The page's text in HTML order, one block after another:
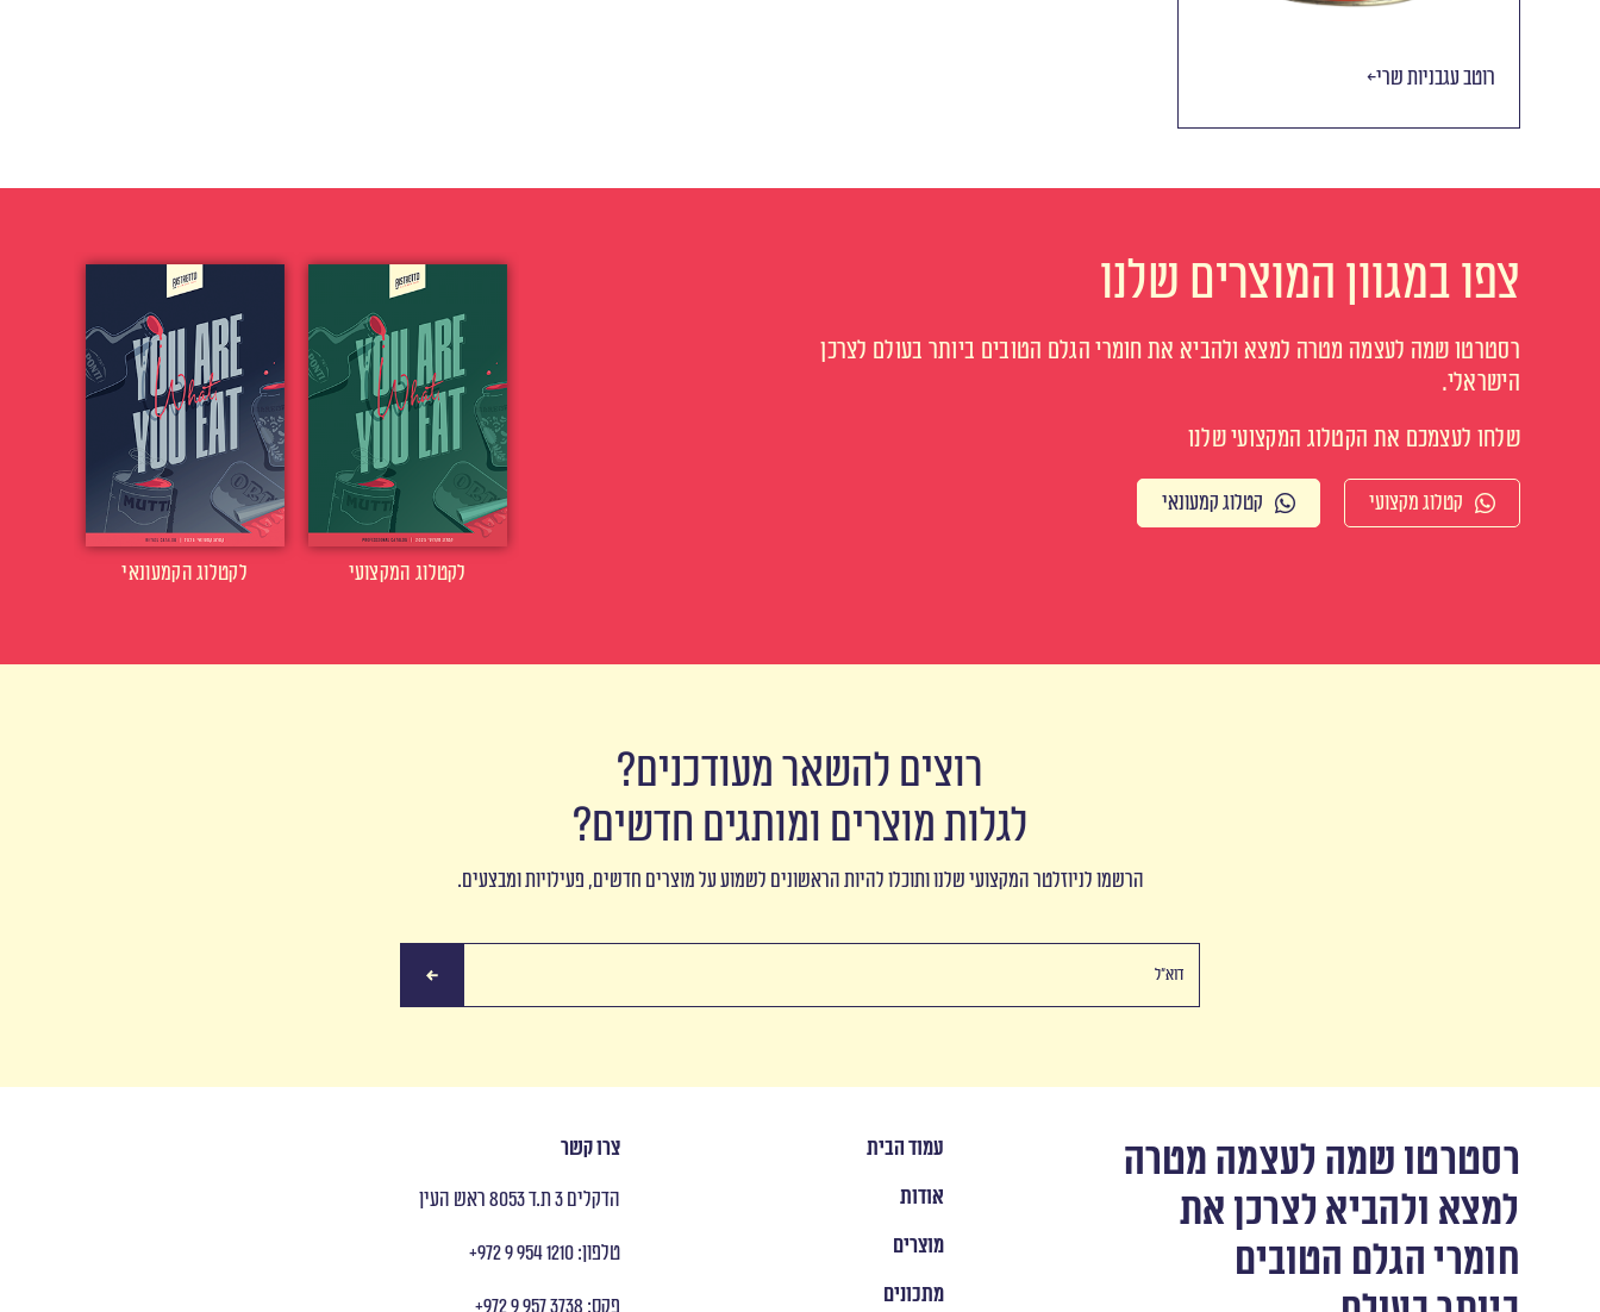
רוטב עגבניות שרי
צפו במגוון המוצרים שלנו
רסטרטו שמה לעצמה מטרה למצא ולהביא את חומרי הגלם הטובים ביותר בעולם לצרכן
הישראלי.
שלחו לעצמכם את הקטלוג המקצועי שלנו
קטלוג מקצועי קטלוג קמעונאי
לקטלוג הקמעונאי לקטלוג המקצועי
רוצים להשאר מעודכנים?
לגלות מוצרים ומותגים חדשים?
הרשמו לניוזלטר המקצועי שלנו ותוכלו להיות הראשונים לשמוע על מוצרים חדשים, פעילויות ומבצעים.
רסטרטו שמה לעצמה מטרה
למצא ולהביא לצרכן את
חומרי הגלם הטובים
עמוד הבית
אודות
מוצרים
מתכונים
צרו קשר
הדקלים 3 ת.ד 8053 ראש העין
טלפון: ‭ +972 9 954 1210
פקס: ‭ +972 9 957 3738